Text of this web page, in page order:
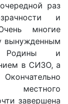
раз
и
многие
вынужденным
Родины и
в СИЗО, а
местного
завершена